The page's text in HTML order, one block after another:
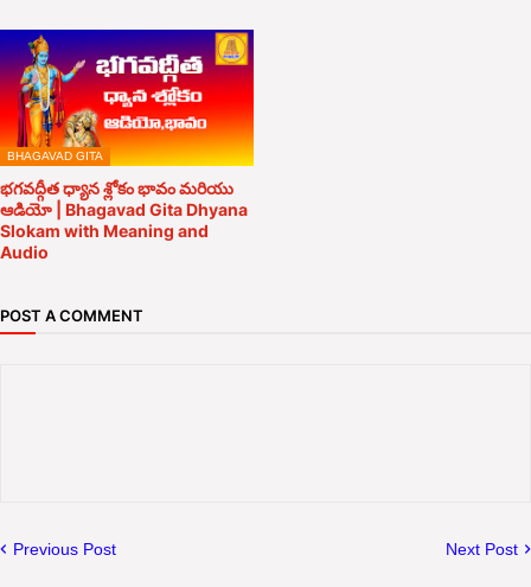
BHAGAVAD GITA
భగవద్గీత ధ్యాన శ్లోకం భావం మరియు
ఆడియో | Bhagavad Gita Dhyana
Slokam with Meaning and
Audio
POST A COMMENT
Previous Post Next Post